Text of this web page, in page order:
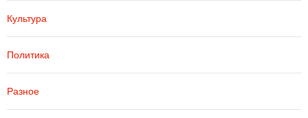
Культура
Политика
Разное